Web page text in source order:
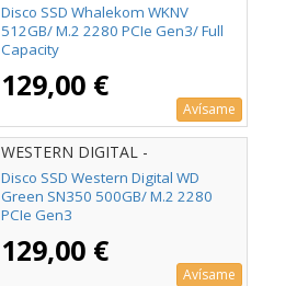
Disco SSD Whalekom WKNV
512GB/ M.2 2280 PCIe Gen3/ Full
Capacity
129,00 €
Avísame
WESTERN DIGITAL -
WDS500G2G0C
Disco SSD Western Digital WD
Green SN350 500GB/ M.2 2280
PCIe Gen3
129,00 €
Avísame